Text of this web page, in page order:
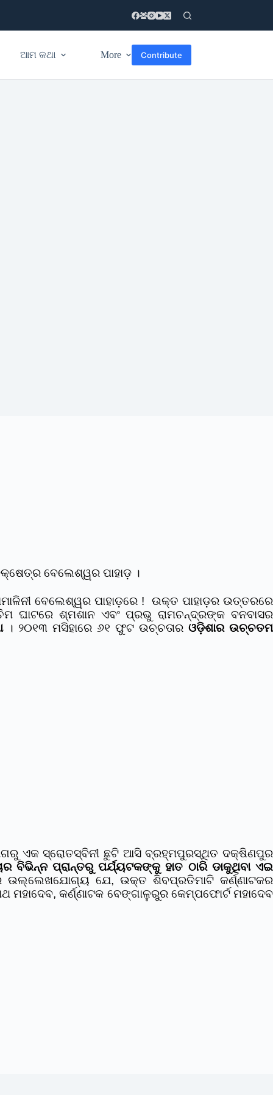
ଆମ କଥା More Contribute
ବେଲେଶ୍ୱର ପାହାଡ଼ ।
ବେଲେଶ୍ୱର ପାହାଡ଼ରେ ! ଉକ୍ତ ପାହାଡ଼ର ଉତ୍ତରରେ
ଘାଟରେ ଶ୍ମଶାନ ଏବଂ ପ୍ରଭୁ ରାମଚନ୍ଦ୍ରଙ୍କ ବନବାସର
। ୨୦୧୩ ମସିହାରେ ୬୧ ଫୁଟ ଉଚ୍ଚତାର ଓଡ଼ିଶାର ଉଚ୍ଚତମ
ଏକ ସ୍ରୋତସ୍ବିନୀ ଛୁଟି ଆସି ବ୍ରହ୍ମପୁରସ୍ଥିତ ଦକ୍ଷିଣପୁର
ପ୍ରାନ୍ତରୁ ପର୍ଯ୍ୟଟକଙ୍କୁ ହାତ ଠାରି ଡାକୁଥିବା ଏଇ
ଉଲ୍ଲେଖଯୋଗ୍ୟ ଯେ, ଉକ୍ତ ଶିବପ୍ରତିମାଟି କର୍ଣ୍ଣାଟକର
କର୍ଣ୍ଣାଟକ ବେଙ୍ଗାଳୁରୁର କେମ୍ପଫୋର୍ଟ ମହାଦେବ